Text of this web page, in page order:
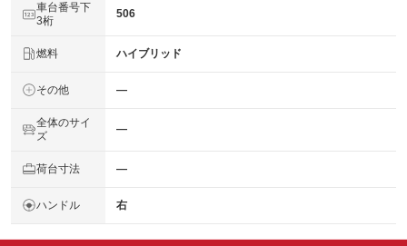
車台番号下
3桁
506
燃料 ハイブリッド
その他 ―
全体のサイ
ズ
―
荷台寸法 ―
ハンドル 右